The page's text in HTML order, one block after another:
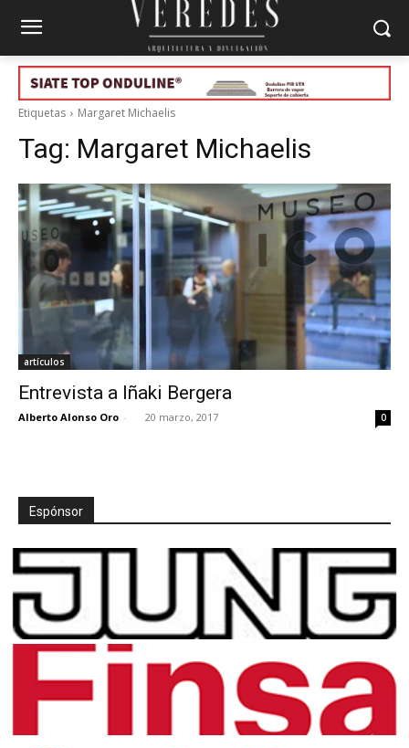
Etiquetas Margaret Michaelis
Tag: Margaret Michaelis
artículos
Entrevista a Iñaki Bergera
Alberto Alonso Oro - 20 marzo, 2017 0
Espónsor